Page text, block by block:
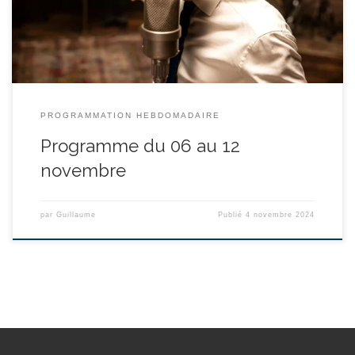
norme, Charles Aznavour est […]
PROGRAMMATION HEBDOMADAIRE
Programme du 06 au 12
novembre
par Guillaume Publié4 novembre 2024